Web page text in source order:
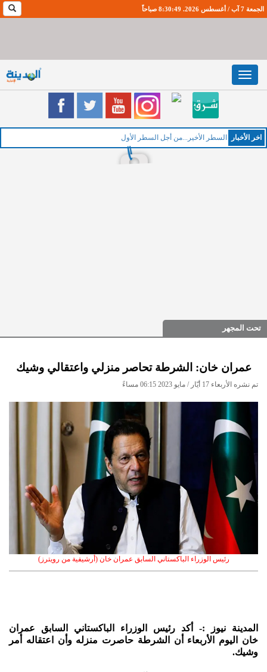
الجمعة 7 آب / أغسطس 2026. 8:30:50 صباحاً
Toggle
navigation
اخر اﻷخبار
تحت المجهر
عمران خان: الشرطة تحاصر منزلي واعتقالي وشيك
تم نشره الأربعاء 17 أيّار / مايو 2023 06:15 مساءً
رئيس الوزراء الباكستاني السابق عمران خان (أرشيفية من رويترز)
المدينة نيوز :- أكد رئيس الوزراء الباكستاني السابق عمران
خان اليوم الأربعاء أن الشرطة حاصرت منزله وأن اعتقاله أمر
وشيك.